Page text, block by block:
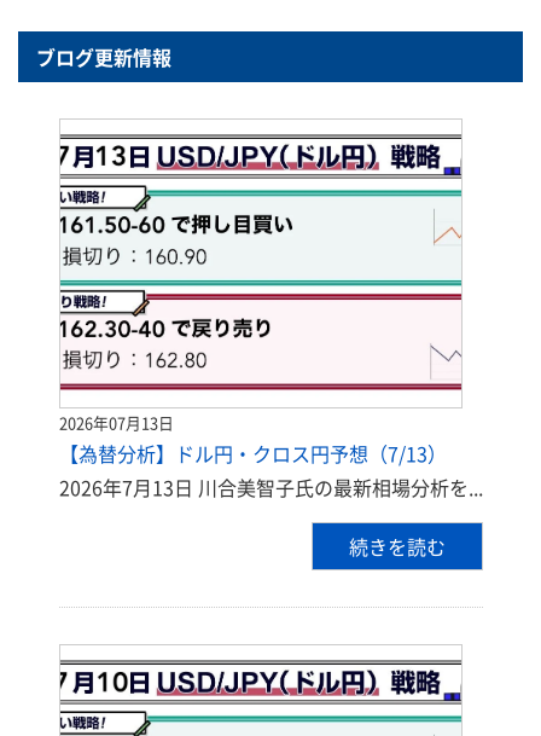
ブログ更新情報
2026年07月13日
【為替分析】ドル円・クロス円予想（7/13）
2026年7月13日 川合美智子氏の最新相場分析を...
続きを読む